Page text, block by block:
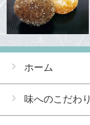
ホーム
味へのこだわり